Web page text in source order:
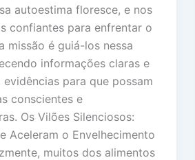
autoestima floresce, e nos
confiantes para enfrentar o
missão é guiá-los nessa
informações claras e
evidências para que possam
conscientes e
Os Vilões Silenciosos:
Aceleram o Envelhecimento
muitos dos alimentos